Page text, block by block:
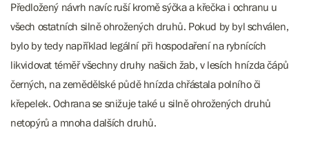
Předložený návrh navíc ruší kromě sýčka a křečka i ochranu u
všech ostatních silně ohrožených druhů. Pokud by byl schválen,
bylo by tedy například legální při hospodaření na rybnících
likvidovat téměř všechny druhy našich žab, v lesích hnízda čápů
černých, na zemědělské půdě hnízda chřástala polního či
křepelek. Ochrana se snižuje také u silně ohrožených druhů
netopýrů a mnoha dalších druhů.